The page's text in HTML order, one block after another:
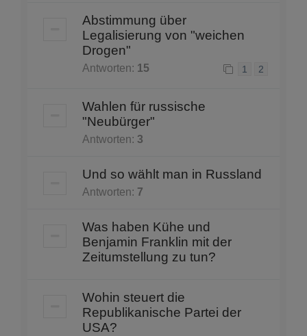
Abstimmung über
Legalisierung von "weichen
Drogen"
Antworten: 15 1 2
Wahlen für russische
"Neubürger"
Antworten: 3
Und so wählt man in Russland
Antworten: 7
Was haben Kühe und
Benjamin Franklin mit der
Zeitumstellung zu tun?
Wohin steuert die
Republikanische Partei der
USA?